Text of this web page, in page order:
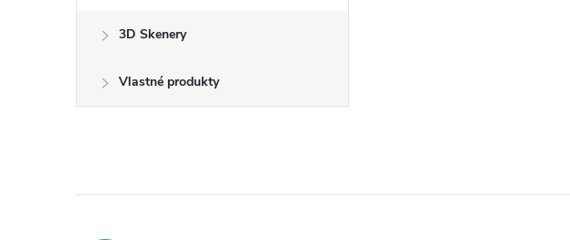
3D Skenery
Vlastné produkty